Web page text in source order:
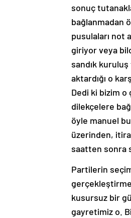
sonuç
bağlanmadan
pusulaları not
giriyor veya
sandık
aktardığı o
Dedi ki bizim o
dilekçelere
öyle manuel
üzerinden,
saatten sonra
Partilerin
kusursuz bir
gayretimiz o.